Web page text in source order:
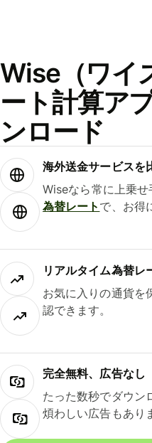
Wise（ワイ
ート計算ア
ンロード
海外送金サービスを
Wiseなら常に上乗せ
為替レート で、お得
リアルタイム為替レ
お気に入りの通貨を
認できます。
完全無料、広告なし
たった数秒でダウン
煩わしい広告もあり